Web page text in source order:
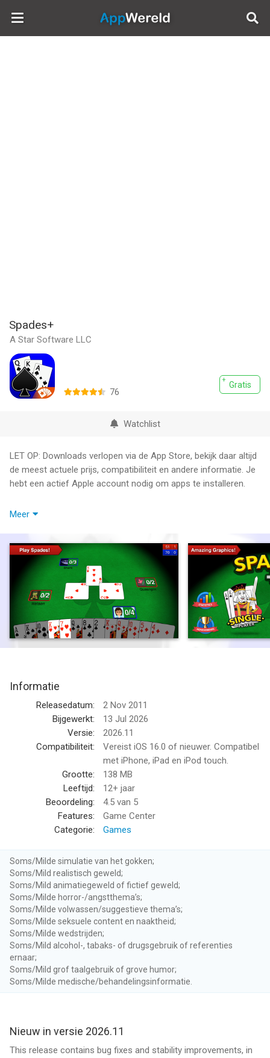
AppWereld
Spades+
A Star Software LLC
Gratis
76
Watchlist
LET OP: Downloads verlopen via de App Store, bekijk daar altijd
de meest actuele prijs, compatibiliteit en andere informatie. Je
hebt een actief Apple account nodig om apps te installeren.
#1 Spades card game! Multiplayer or Solo • Achievements •
Spades+ is the #1 free Spades card game for iPhone and iPad!
Spades+ has been in development for years by a dedicated
team and has seen countless new features, improvements,
and bug fixes. It's fast, stable, always improving, and, above all,
Features:
* Play Spades online with your friends and everyone else!
* Challenging and competitive artificial-intelligence opponents
* Realistic look and feel
* Automatic game saving, just in case you get a call right
before you achieve your blind nil bid
* Simple tutorial to help beginners get in the game fast
What players are saying
***** "Superb! Very well programmed. Excellent and challenging
for every phase of the game!"
***** "Love this game! It's an awesome app!"
***** "Best card game interface for iPad. This is a great game
that features pleasing high-def graphics that look especially
good on the iPad screen. The deal and trick pickup animations
enhance the game playing experience. Card games are simple,
but they don't have to be dull and this one is fun without
resorting to cheesy animated 'characters'..."
***** "Awesome. Love it! stimulating beautiful graphics,
challenging. well done."
recommend!"
Meer
Informatie
Releasedatum:
2 Nov 2011
Bijgewerkt:
13 Jul 2026
Versie:
2026.11
Compatibiliteit:
Vereist iOS 16.0 of nieuwer. Compatibel
met iPhone, iPad en iPod touch.
Grootte:
138 MB
Leeftijd:
12+ jaar
Beoordeling:
4.5 van 5
Features:
Game Center
Categorie:
Games
Soms/Milde simulatie van het gokken;
Soms/Mild realistisch geweld;
Soms/Mild animatiegeweld of fictief geweld;
Soms/Milde horror-/angstthema’s;
Soms/Milde volwassen/suggestieve thema’s;
Soms/Milde seksuele content en naaktheid;
Soms/Milde wedstrijden;
Soms/Mild alcohol-, tabaks- of drugsgebruik of referenties
ernaar;
Soms/Mild grof taalgebruik of grove humor;
Soms/Milde medische/behandelingsinformatie.
Nieuw in versie 2026.11
This release contains bug fixes and stability improvements, in